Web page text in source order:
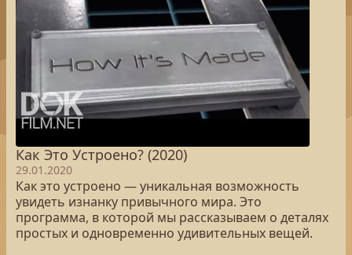
Как Это Устроено? (2020)
29.01.2020
Как это устроено — уникальная возможность
увидеть изнанку привычного мира. Это
программа, в которой мы рассказываем о деталях
простых и одновременно удивительных вещей.